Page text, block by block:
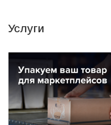
Услуги